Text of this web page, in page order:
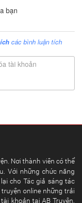
bạn
các bình luận tích
tài khoản
Nơi thành viên có thể
Với những chức năng
cho Tác giả sáng tác
online những trải
khoản tại AB Truyện,